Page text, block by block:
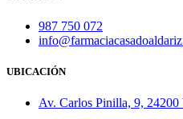
987 750 072
UBICACIÓN
Av. Carlos Pinilla, 9, 24200